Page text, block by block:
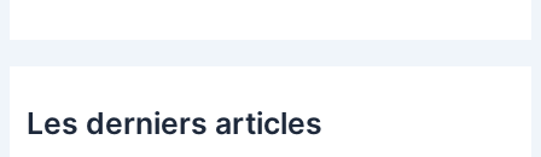
Les derniers articles